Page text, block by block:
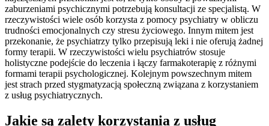
zaburzeniami psychicznymi potrzebują konsultacji ze specjalistą. W
rzeczywistości wiele osób korzysta z pomocy psychiatry w obliczu
trudności emocjonalnych czy stresu życiowego. Innym mitem jest
przekonanie, że psychiatrzy tylko przepisują leki i nie oferują żadnej
formy terapii. W rzeczywistości wielu psychiatrów stosuje
holistyczne podejście do leczenia i łączy farmakoterapię z różnymi
formami terapii psychologicznej. Kolejnym powszechnym mitem
jest strach przed stygmatyzacją społeczną związana z korzystaniem
z usług psychiatrycznych.
Jakie są zalety korzystania z usług